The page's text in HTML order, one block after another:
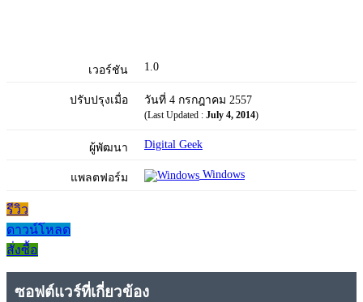
เวอร์ชัน 1.0
ปรับปรุงเมื่อ วันที่ 4 กรกฎาคม 2557
(Last Updated : July 4, 2014)
ผู้พัฒนา Digital Geek
แพลตฟอร์ม Windows
รีวิว
ดาวน์โหลด
สั่งซื้อ
ซอฟต์แวร์ที่เกี่ยวข้อง